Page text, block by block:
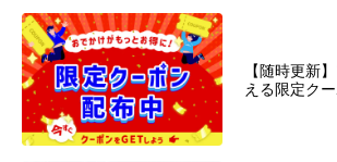
【随時更新
える限定ク